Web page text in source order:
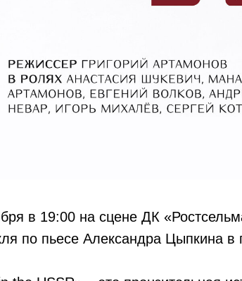
в 19:00 на сцене ДК
по пьесе Александра Цыпкина в